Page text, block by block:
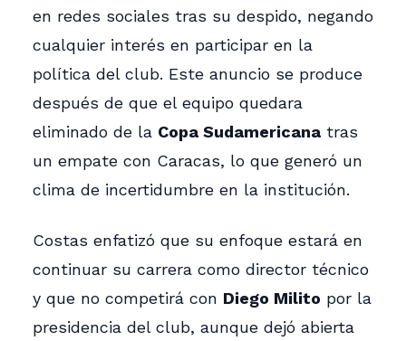
en redes sociales tras su despido, negando
cualquier interés en participar en la
política del club. Este anuncio se produce
después de que el equipo quedara
eliminado de la Copa Sudamericana tras
un empate con Caracas, lo que generó un
clima de incertidumbre en la institución.
Costas enfatizó que su enfoque estará en
continuar su carrera como director técnico
y que no competirá con Diego Milito por la
presidencia del club, aunque dejó abierta